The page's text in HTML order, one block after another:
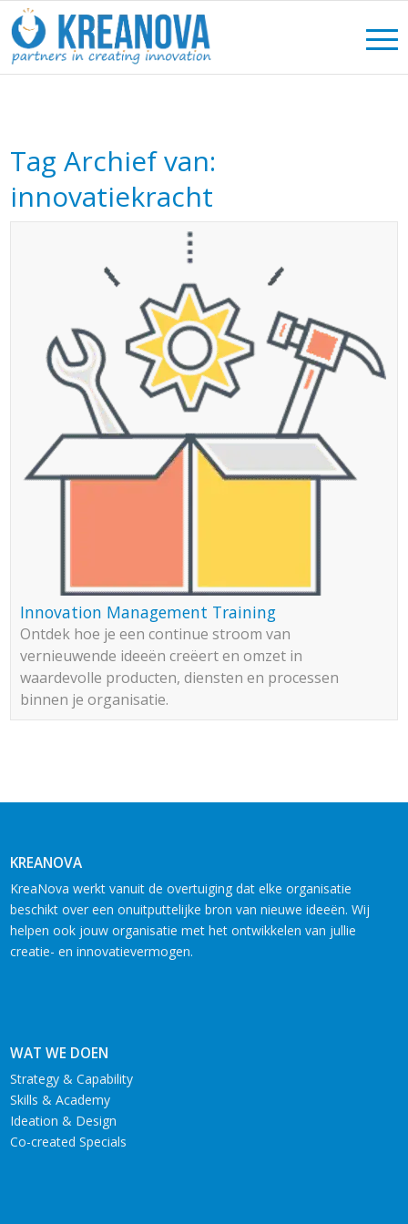
Tag Archief van:
innovatiekracht
Innovation Management Training
Ontdek hoe je een continue stroom van
vernieuwende ideeën creëert en omzet in
waardevolle producten, diensten en processen
binnen je organisatie.
KREANOVA
KreaNova werkt vanuit de overtuiging dat elke organisatie
beschikt over een onuitputtelijke bron van nieuwe ideeën. Wij
helpen ook jouw organisatie met het ontwikkelen van jullie
creatie- en innovatievermogen.
WAT WE DOEN
Strategy & Capability
Skills & Academy
Ideation & Design
Co-created Specials